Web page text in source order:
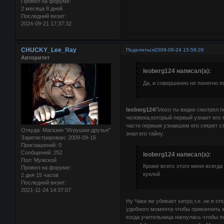
2 месяца 8 дней
Последний визит:
2024-09-21 17:37:32
Поделиться2009-09-24 15:59:26
CHUCKY_Lee_Ray
Авторитет
Откуда: Магазин "Игрушки-друзья"
Зарегистрирован: 2009-09-16
Приглашений: 0
Сообщений: 252
Пол: Мужской
Провел на форуме:
2 дня 15 часов
Последний визит:
2021-11-24 14:37:07
leoberg124 написал(а):
Да, и совершенно не понятно
leoberg124Плохо ты видно смотрел
человека,который первый узнает
части первым узнавшем его секрет
знал его тайну.
leoberg124 написал(а):
Кроме всего этого меня
куклой
Ну Чаки же убивает хитро,т.е. не в
удобного момента чтобы прикончить
когда учительница нагнулась чтобы